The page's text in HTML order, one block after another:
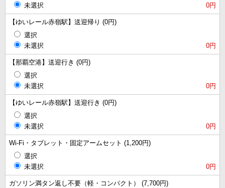
未選択
0円
【ゆいレール赤嶺駅】送迎帰り (0円)
選択
未選択
0円
【那覇空港】送迎行き (0円)
選択
未選択
0円
【ゆいレール赤嶺駅】送迎行き (0円)
選択
未選択
0円
Wi-Fi・タブレット・固定アームセット (1,200円)
選択
未選択
0円
ガソリン満タン返し不要（軽・コンパクト） (7,700円)